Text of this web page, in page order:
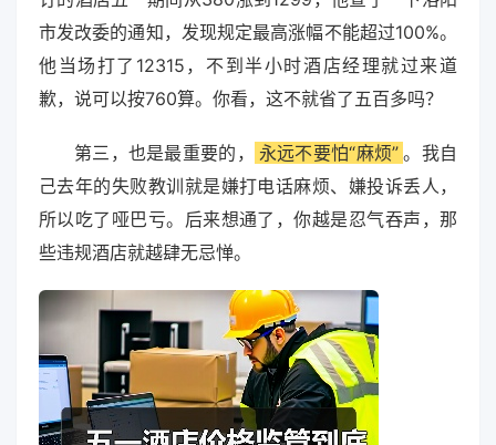
市发改委的通知，发现规定最高涨幅不能超过100%。
他当场打了12315，不到半小时酒店经理就过来道
歉，说可以按760算。你看，这不就省了五百多吗？
第三，也是最重要的， 永远不要怕“麻烦” 。我自
己去年的失败教训就是嫌打电话麻烦、嫌投诉丢人，
所以吃了哑巴亏。后来想通了，你越是忍气吞声，那
些违规酒店就越肆无忌惮。